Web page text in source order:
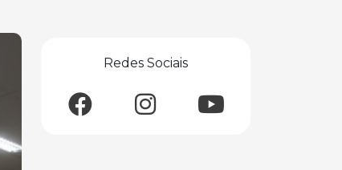
Redes Sociais